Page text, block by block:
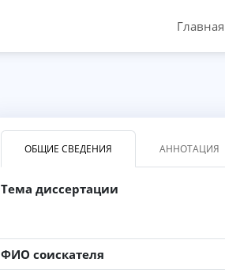
Главная
ОБЩИЕ СВЕДЕНИЯ АННОТАЦИЯ
Тема диссертации
ФИО соискателя